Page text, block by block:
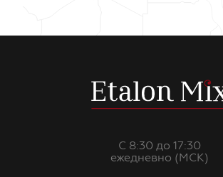
С 8:30 до 17:30
ежедневно (МСК)